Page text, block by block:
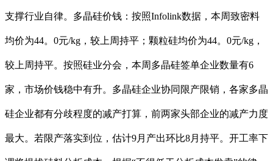
支撑行业自律。多晶硅价钱：按照Infolink数据，本周致密料
均价为44。0元/kg，较上周持平；颗粒硅均价为44。0元/kg，
较上周持平。按照硅业分会，本周多晶硅签单企业数量有6
家，市场价钱稳中有升。多晶硅企业协同限产限销，各家多晶
硅企业都有分歧程度的减产打算，前两家头部企业的减产力度
最大。若限产落实到位，估计9月产出环比8月持平。开工率下